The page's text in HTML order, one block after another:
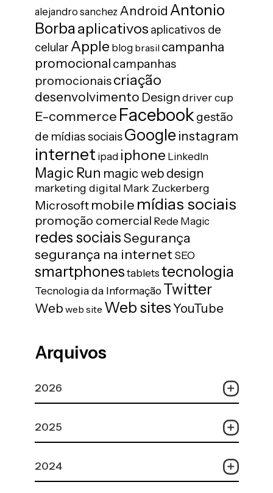
alejandro sanchez Android Antonio
Borbaaplicativos aplicativos de
celular Apple blog brasil campanha
promocional campanhas
promocionaiscriação
desenvolvimento Designdriver cup
E-commerce Facebookgestão
de mídias sociaisGoogle instagram
internet ipad iphone LinkedIn
Magic Run magic web design
marketing digital Mark Zuckerberg
Microsoft mobile mídias sociais
promoção comercial Rede Magic
redes sociaisSegurança
segurança na internet SEO
smartphones tablets tecnologia
Tecnologia da Informação Twitter
Web web site Web sitesYouTube
Arquivos
2026
2025
2024